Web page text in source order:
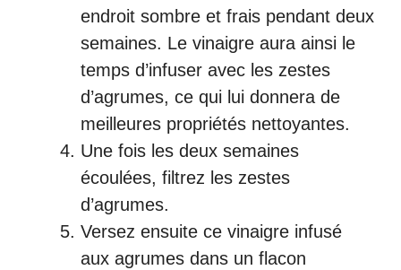
endroit sombre et frais pendant deux
semaines. Le vinaigre aura ainsi le
temps d’infuser avec les zestes
d’agrumes, ce qui lui donnera de
meilleures propriétés nettoyantes.
Une fois les deux semaines
écoulées, filtrez les zestes
d’agrumes.
Versez ensuite ce vinaigre infusé
aux agrumes dans un flacon